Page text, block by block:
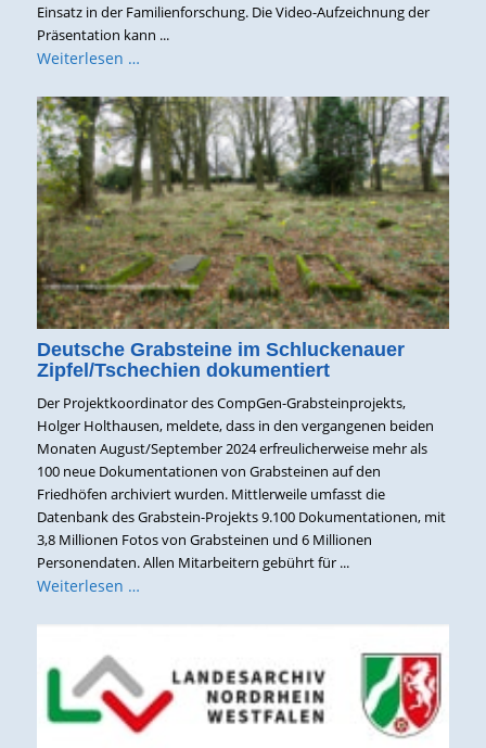
Einsatz in der Familienforschung. Die Video-Aufzeichnung der
Präsentation kann ...
Weiterlesen …
Deutsche Grabsteine im Schluckenauer
Zipfel/Tschechien dokumentiert
Der Projektkoordinator des CompGen-Grabsteinprojekts,
Holger Holthausen, meldete, dass in den vergangenen beiden
Monaten August/September 2024 erfreulicherweise mehr als
100 neue Dokumentationen von Grabsteinen auf den
Friedhöfen archiviert wurden. Mittlerweile umfasst die
Datenbank des Grabstein-Projekts 9.100 Dokumentationen, mit
3,8 Millionen Fotos von Grabsteinen und 6 Millionen
Personendaten. Allen Mitarbeitern gebührt für ...
Weiterlesen …